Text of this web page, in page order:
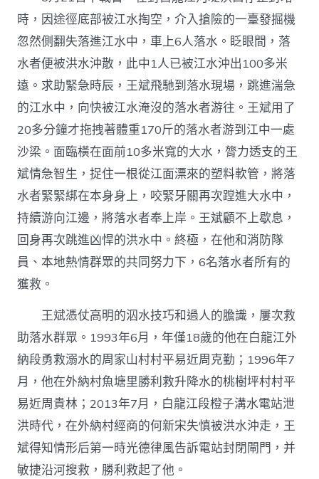
時，因途徑底部被江水掏空，介入搶險的一臺發掘機
忽然側翻失落進江水中，車上6人落水。眨眼間，落
水者便被洪水沖散，此中1人已被江水沖出100多米
遠。求助緊急時辰，王斌飛馳到落水現場，跳進湍急
的江水中，向快被江水淹沒的落水者游往。王斌用了
20多分鐘才拖拽著體重170斤的落水者游到江中一處
沙梁。面臨橫在面前10多米寬的大水，膂力透支的王
斌情急智生，捉住一根從江面漂來的塑料軟管，將落
水者緊緊綁在本身身上，咬緊牙關再次蹚進大水中，
持續游向江邊，將落水者奉上岸。王斌顧不上歇息，
回身再次跳進凶悍的洪水中。終極，在他和消防隊
員、本地熱情群眾的共同努力下，6名落水者所有的
獲救。
王斌憑仗高明的泅水技巧和過人的膽識，屢次救
助落水群眾。1993年6月，年僅18歲的他在白龍江外
納段勇救溺水的周家山村村平易近周克勤；1996年7
月，他在外納村魚塘里勝利救升降水的桃樹坪村村平
易近周貴林；2013年7月，白龍江段橙子溝水電站泄
洪時代，在外納村經商的何新宋失慎被洪水沖走，王
斌得知情形后第一時光德律風告訴電站封閉閘門，并
敏捷沿河搜救，勝利救起了他。